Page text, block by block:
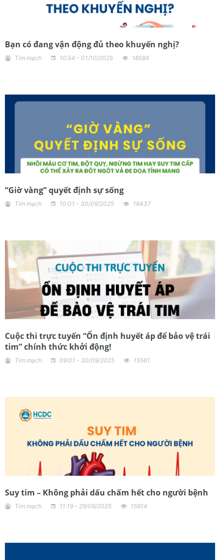
Bạn có đang vận động đủ theo khuyến nghị?
Tim mạch 10:54 - 01/10/2025 18584
“Giờ vàng” quyết định sự sống
Tim mạch 10:01 - 30/09/2025 16437
Cuộc thi trực tuyến “Ổn định huyết áp để bảo vệ trái
tim” chính thức khởi động!
Tim mạch 09:01 - 30/09/2025 15561
Suy tim – Không phải dấu chấm hết cho người bệnh
Tim mạch 11:19 - 29/09/2025 15914